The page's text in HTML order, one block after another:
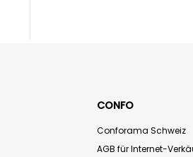
CONFO
Conforama Schweiz
AGB für Internet-